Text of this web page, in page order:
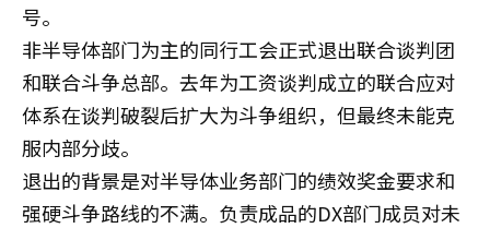
号。
非半导体部门为主的同行工会正式退出联合谈判团
和联合斗争总部。去年为工资谈判成立的联合应对
体系在谈判破裂后扩大为斗争组织，但最终未能克
服内部分歧。
退出的背景是对半导体业务部门的绩效奖金要求和
强硬斗争路线的不满。负责成品的DX部门成员对未